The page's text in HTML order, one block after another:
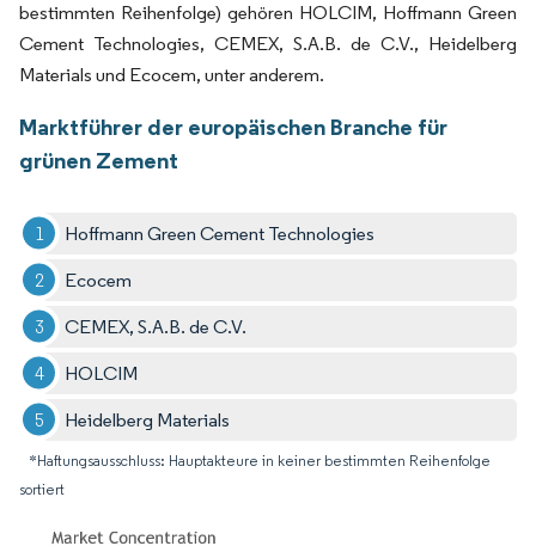
bestimmten Reihenfolge) gehören HOLCIM, Hoffmann Green
Cement Technologies, CEMEX, S.A.B. de C.V., Heidelberg
Materials und Ecocem, unter anderem.
Marktführer der europäischen Branche für
grünen Zement
Hoffmann Green Cement Technologies
Ecocem
CEMEX, S.A.B. de C.V.
HOLCIM
Heidelberg Materials
*Haftungsausschluss: Hauptakteure in keiner bestimmten Reihenfolge
sortiert